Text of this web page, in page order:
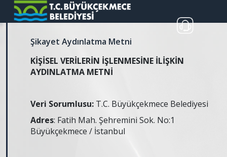
Şikayet Aydınlatma Metni
KİŞİSEL VERİLERİN İŞLENMESİNE İLİŞKİN
AYDINLATMA METNİ
Veri Sorumlusu: T.C. Büyükçekmece Belediyesi
Adres: Fatih Mah. Şehremini Sok. No:1
Büyükçekmece / İstanbul